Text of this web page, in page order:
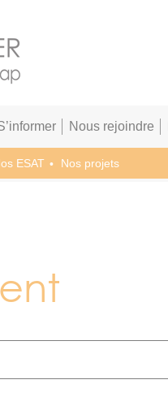
ESAT Nos projets
Nous rejoindre